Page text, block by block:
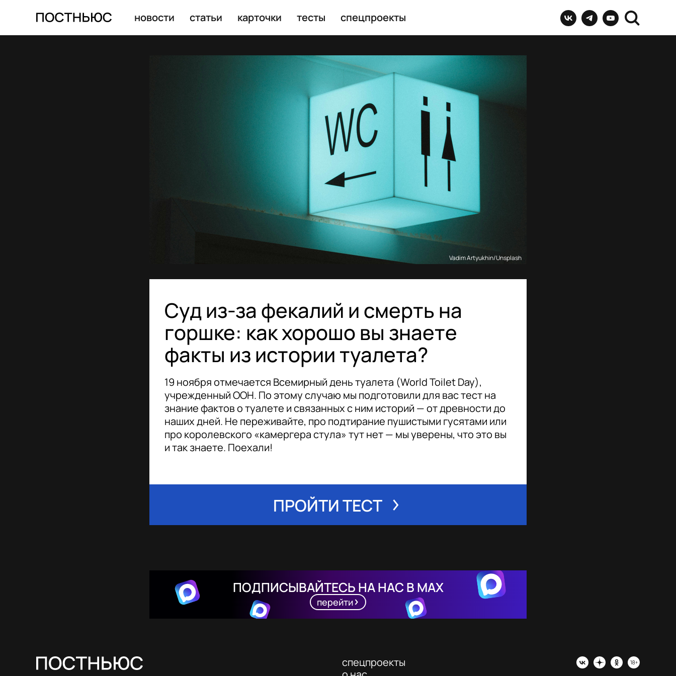
новости статьи карточки тесты спецпроекты
Vadim Artyukhin/Unsplash
Суд из-за фекалий и смерть на
горшке: как хорошо вы знаете
факты из истории туалета?
19 ноября отмечается Всемирный день туалета (World Toilet Day),
учрежденный ООН. По этому случаю мы подготовили для вас тест на
знание фактов о туалете и связанных с ним историй — от древности до
наших дней. Не переживайте, про подтирание пушистыми гусятами или
про королевского «камергера стула» тут нет — мы уверены, что это вы
и так знаете. Поехали!
ПРОЙТИ ТЕСТ
ПОДПИСЫВАЙТЕСЬ НА НАС В MAX
перейти
спецпроекты